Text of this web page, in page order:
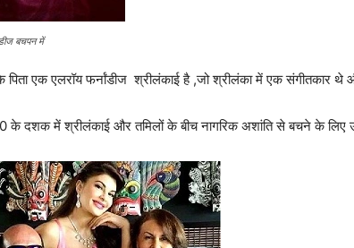
बचपन में
एक एलरॉय फर्नांडीज श्रीलंकाई है ,जो श्रीलंका में एक संगीतकार थे
के दशक में श्रीलंकाई और तमिलों के बीच नागरिक अशांति से बचने के लिए